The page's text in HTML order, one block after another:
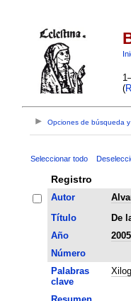
(
Opciones de búsqueda y
Seleccionar todo
Registro
Autor
Título
De
Año
2005
Número
Palabras
clave